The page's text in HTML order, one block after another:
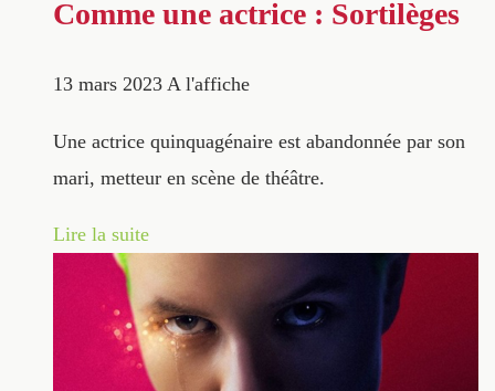
Comme une actrice : Sortilèges
13 mars 2023 A l'affiche
Une actrice quinquagénaire est abandonnée par son
mari, metteur en scène de théâtre.
Lire la suite